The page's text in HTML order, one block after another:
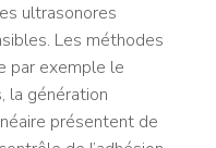
ultrasonores
Les méthodes
par exemple le
la génération
présentent de